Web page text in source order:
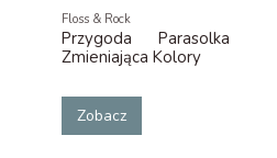
Floss & Rock
Przygoda Parasolka
Zmieniająca Kolory
Zobacz